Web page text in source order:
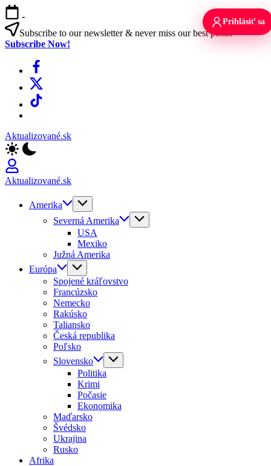
Skip
to
content
-
Subscribe to our newsletter & never miss our best posts.
Subscribe Now!
Facebook
X
TikTok
Aktualizované.sk
Aktualizované.sk
Amerika
Severná Amerika
USA
Mexiko
Južná Amerika
Európa
Spojené kráľovstvo
Francúzsko
Nemecko
Rakúsko
Taliansko
Česká republika
Poľsko
Slovensko
Politika
Krimi
Počasie
Ekonomika
Maďarsko
Švédsko
Ukrajina
Rusko
Afrika
Prihlásiť sa